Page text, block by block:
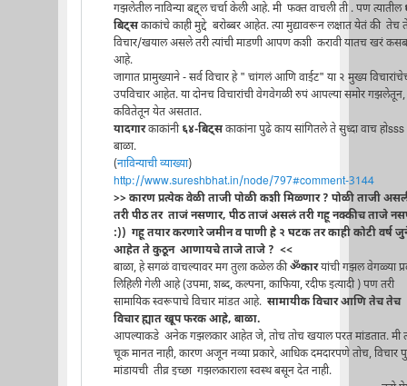
गझलेतील नाविन्या बद्द्ल चर्चा केली आहे. मी फक्त वाचली ती . पण त्यातील
बिट्सकाकांचे काही मुद्दे बरोब्बर आहेत. त्या मुद्यावरून लक्षात येतं की तेच
विचार/खयाल असले तरी त्यांची माडणी आपण कशी करावी यातच खरं कसब
आहे.
जागात प्रामुख्याने - सर्व विचार हे " चांगलं आणि वाईट" या २ मुख्य
उपविचार आहेत. या दोनच विचारांची वेगवेगळी रुपं आपल्या समोर गझलेतून,
कवितेतून येत असतात.
यादगारकाकांनी६४-बिट्सकाकांना पुढे काय सांगितले ते सुध्दा वाच होsss
बाळा.
(नाविन्याची व्याख्या)
http://www.sureshbhat.in/node/797#comment-3144
>> कारण प्रत्येक वेळी ताजी पोळी कशी मिळ्णार ? पोळी ताजी
तरी पीठ तर ताजं नसणार, पीठ ताजं असलं तरी गहू नक्कीच ताजे
:)) गहू तयार करणारे जमीन व पाणी हे २ घटक तर काही कोटी वर्ष
आहेत ते कुठून आणायचे ताजे ताजे ? <<
बाळा, हे सगळं वाचल्यावर मग तुला कळेल कीॐकारयांची गझल वेगळ्या
लिहिली गेली आहे (उपमा, शब्द, कल्पना, काफिया, रदीफ इत्यादी ) पण तरी
सामायिक स्वरूपाचे विचार मांडत आहे. सामायीक विचार आणि तेच तेच
विचार ह्यात खूप फरक आहे, बाळा.
आपल्याकडे अनेक गझलकार आहेत जे, तोच तोच खयाल परत मांडतात. मी
चूक मानत नाही, कारण अजून नव्या प्रकारे, आधिक दमदारपणे तोच, विचार
मांडायची तीव्र इच्छा गझलकाराला स्वस्थ बसून देत नाही.